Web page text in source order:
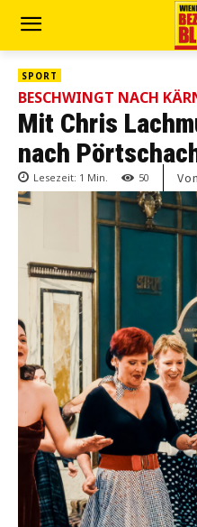
SPORT
BESCHWINGT NACH
Mit Chris
nach
Lesezeit: 1 Min. 50 Von